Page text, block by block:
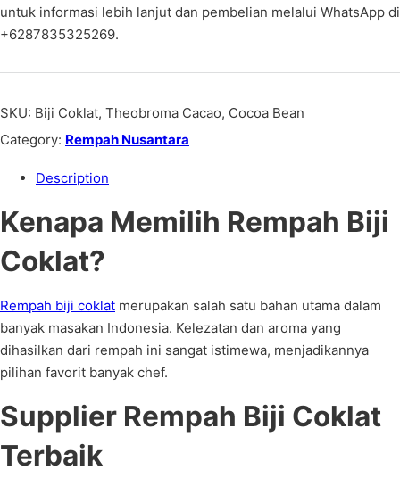
untuk informasi lebih lanjut dan pembelian melalui WhatsApp di
+6287835325269.
SKU: Biji Coklat, Theobroma Cacao, Cocoa Bean
Category: Rempah Nusantara
Description
Kenapa Memilih Rempah Biji
Coklat?
Rempah biji coklat merupakan salah satu bahan utama dalam
banyak masakan Indonesia. Kelezatan dan aroma yang
dihasilkan dari rempah ini sangat istimewa, menjadikannya
pilihan favorit banyak chef.
Supplier Rempah Biji Coklat
Terbaik